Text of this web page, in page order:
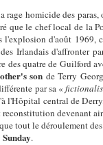
homicide des
que le chef local de la
l'explosion d'août
Irlandais d'affronter
des quatre de Guilford
son de Terry
par sa «
l'Hôpital central de
devenant
tout le déroulement
.